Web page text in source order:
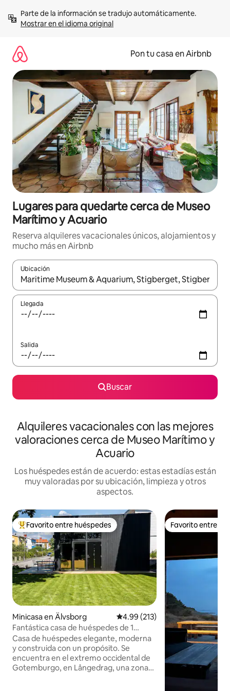
contenidoMostrar en el idioma original
Pon tu casa en Airbnb
Lugares para quedarte cerca de Museo
Marítimo y Acuario
Reserva alquileres vacacionales únicos, alojamientos y
mucho más en Airbnb
Ubicación
Cuando los resultados estén disponibles, navega con las
Llegada
Salida
Buscar
Alquileres vacacionales con las mejores
valoraciones cerca de Museo Marítimo y
Acuario
Los huéspedes están de acuerdo: estas estadías están
muy valoradas por su ubicación, limpieza y otros
aspectos.
Favorito entre huéspedes preferido
Favorito entre huéspedes
Minicasa en Älvsborg Calificación promedio: 4.99 de
4.99 (213)
Fantástica casa de huéspedes de 1
dormitorio con loft
Casa de huéspedes elegante, moderna
y construida con un propósito. Se
encuentra en el extremo occidental de
Gotemburgo, en Långedrag, una zona
Favorito entre
Favorito entre